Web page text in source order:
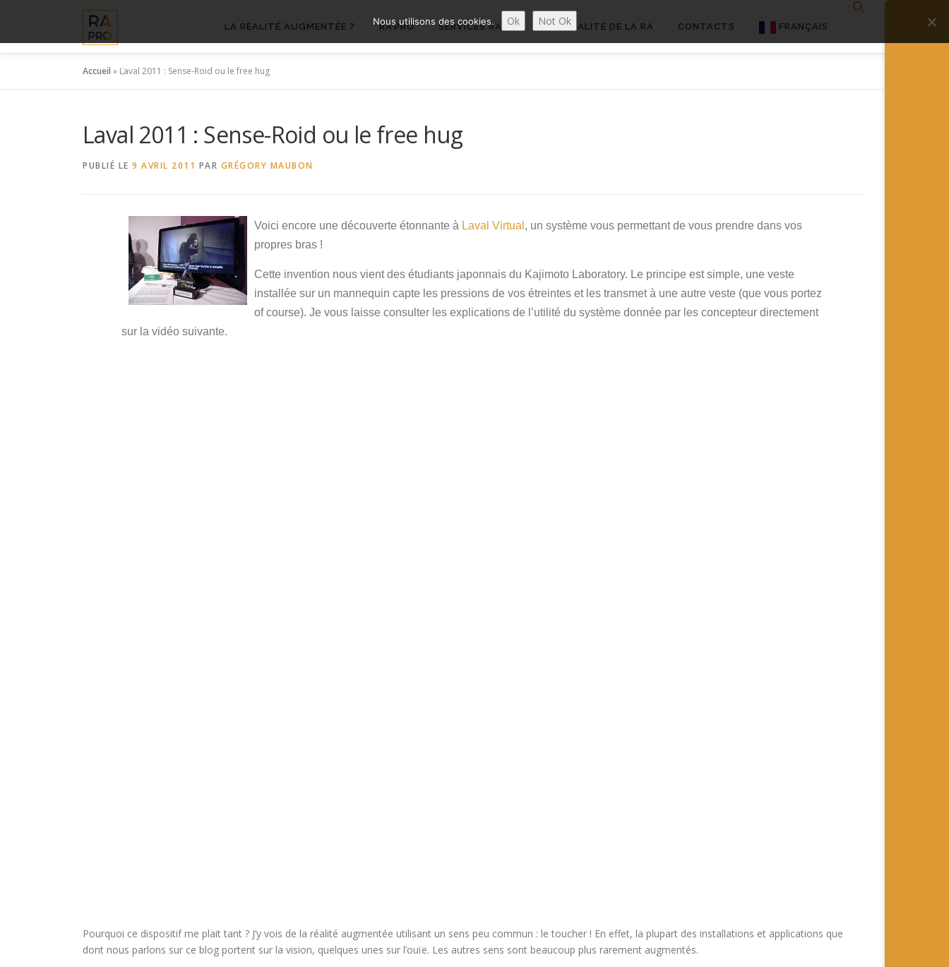
contenu
LA RÉALITÉ AUGMENTÉE ? RA’PRO SERVICES RA’PRO ACTUALITÉ DE LA RA CONTACTS FRANÇAIS
Accueil » Laval 2011 : Sense-Roid ou le free hug
Laval 2011 : Sense-Roid ou le free hug
PUBLIÉ LE 9 AVRIL 2011 PAR GRÉGORY MAUBON
Voici encore une découverte étonnante à Laval Virtual , un système vous permettant de vous prendre dans vos
propres bras !
Cette invention nous vient des étudiants japonnais du Kajimoto Laboratory. Le principe est simple, une veste
installée sur un mannequin capte les pressions de vos étreintes et les transmet à une autre veste (que vous portez
of course). Je vous laisse consulter les explications de l’utilité du système donnée par les concepteur directement
sur la vidéo suivante.
Pourquoi ce dispositif me plait tant ? J’y vois de la réalité augmentée utilisant un sens peu commun : le toucher ! En effet, la plupart des installations et applications que
dont nous parlons sur ce blog portent sur la vision, quelques unes sur l’ouïe. Les autres sens sont beaucoup plus rarement augmentés.
Nous utilisons des cookies. Ok Not Ok